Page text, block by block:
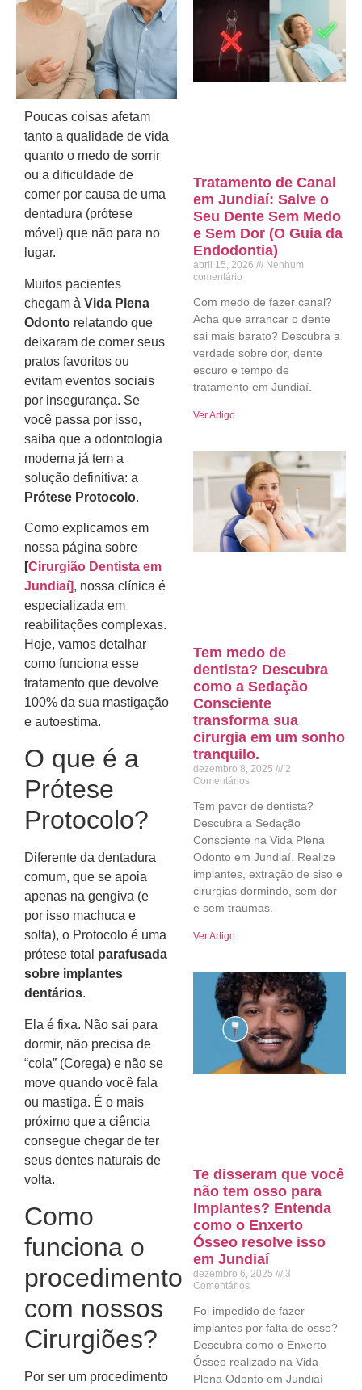
Poucas coisas afetam
tanto a qualidade de vida
quanto o medo de sorrir
ou a dificuldade de
comer por causa de uma
dentadura (prótese
móvel) que não para no
lugar.
Muitos pacientes
chegam à Vida Plena
Odonto relatando que
deixaram de comer seus
pratos favoritos ou
evitam eventos sociais
por insegurança. Se
você passa por isso,
saiba que a odontologia
moderna já tem a
solução definitiva: a
Prótese Protocolo.
Como explicamos em
nossa página sobre
[Cirurgião Dentista em
Jundiaí], nossa clínica é
especializada em
reabilitações complexas.
Hoje, vamos detalhar
como funciona esse
tratamento que devolve
100% da sua mastigação
e autoestima.
O que é a
Prótese
Protocolo?
Diferente da dentadura
comum, que se apoia
apenas na gengiva (e
por isso machuca e
solta), o Protocolo é uma
prótese total parafusada
sobre implantes
dentários.
Ela é fixa. Não sai para
dormir, não precisa de
“cola” (Corega) e não se
move quando você fala
ou mastiga. É o mais
próximo que a ciência
consegue chegar de ter
seus dentes naturais de
volta.
Como
funciona o
procedimento
com nossos
Cirurgiões?
Por ser um procedimento
Tratamento de Canal
em Jundiaí: Salve o
Seu Dente Sem Medo
e Sem Dor (O Guia da
Endodontia)
abril 15, 2026
Nenhum
comentário
Com medo de fazer canal?
Acha que arrancar o dente
sai mais barato? Descubra a
verdade sobre dor, dente
escuro e tempo de
tratamento em Jundiaí.
Ver Artigo
Tem medo de
dentista? Descubra
como a Sedação
Consciente
transforma sua
cirurgia em um sonho
tranquilo.
dezembro 8, 2025
2
Comentários
Tem pavor de dentista?
Descubra a Sedação
Consciente na Vida Plena
Odonto em Jundiaí. Realize
implantes, extração de siso e
cirurgias dormindo, sem dor
e sem traumas.
Ver Artigo
Te disseram que você
não tem osso para
Implantes? Entenda
como o Enxerto
Ósseo resolve isso
em Jundiaí
dezembro 6, 2025
3
Comentários
Foi impedido de fazer
implantes por falta de osso?
Descubra como o Enxerto
Ósseo realizado na Vida
Plena Odonto em Jundiaí